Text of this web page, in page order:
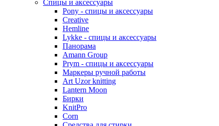
Спицы и аксессуары
Pony - спицы и аксессуары
Creative
Hemline
Lykke - спицы и аксессуары
Панорама
Amann Group
Prym - спицы и аксессуары
Маркеры ручной работы
Art Uzor knitting
Lantern Moon
Бирки
KnitPro
Corn